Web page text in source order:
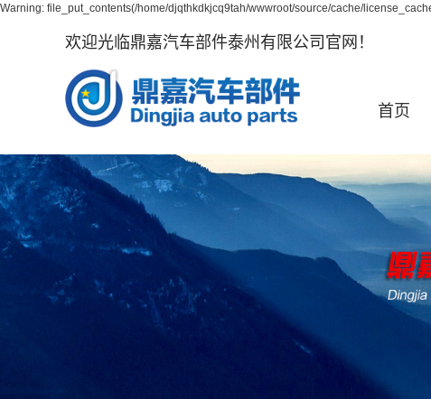
Warning: file_put_contents(/home/djqthkdkjcq9tah/wwwroot/source/cache/
欢迎光临鼎嘉汽车部件泰州有限公司官网！
首页